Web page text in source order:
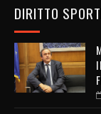
DIRITTO